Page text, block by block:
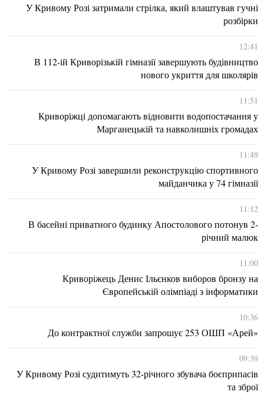
У Кривому Розі затримали стрілка, який влаштував гучні
розбірки
12:41
В 112-ій Криворізькій гімназії завершують будівництво
нового укриття для школярів
11:51
Криворіжці допомагають відновити водопостачання у
Марганецькій та навколишніх громадах
11:49
У Кривому Розі завершили реконструкцію спортивного
майданчика у 74 гімназії
11:12
В басейні приватного будинку Апостолового потонув 2-
річний малюк
11:00
Криворіжець Денис Ільєнков виборов бронзу на
Європейській олімпіаді з інформатики
10:36
До контрактної служби запрошує 253 ОШП «Арей»
09:39
У Кривому Розі судитимуть 32-річного збувача боєприпасів
та зброї